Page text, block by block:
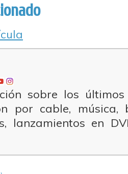
sobre los
por cable, música,
lanzamientos en